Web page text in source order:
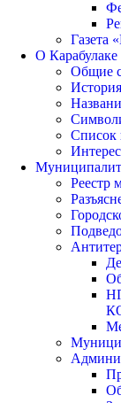
Газета
О Карабулаке
Общие
Список
Реестр